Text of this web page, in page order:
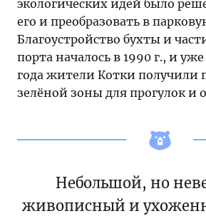
экологических идей было
его и преобразовать в
Благоустройство бухты и
порта началось в 1990 г., и
года жители Котки получили
зелёной зоны для прогулок и
Небольшой, но
живописный и